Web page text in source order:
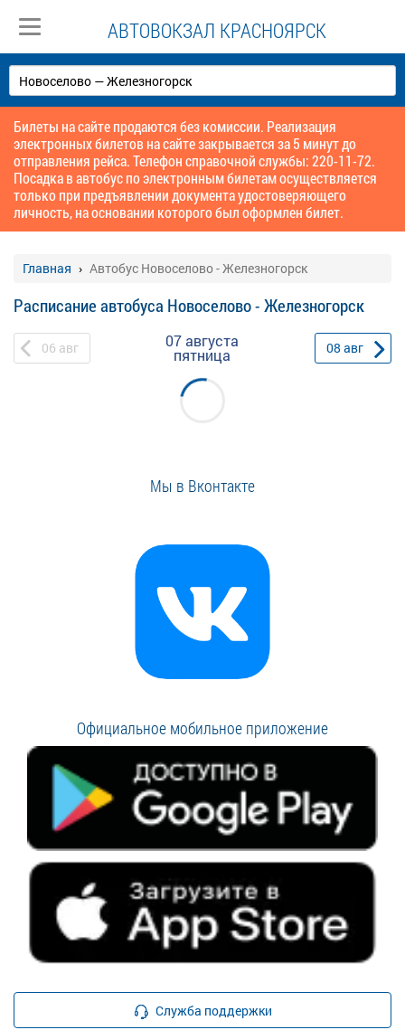
АВТОВОКЗАЛ КРАСНОЯРСК
Билеты на сайте продаются без комиссии. Реализация
электронных билетов на сайте закрывается за 5 минут до
отправления рейса. Телефон справочной службы: 220-11-72.
Посадка в автобус по электронным билетам осуществляется
только при предъявлении документа удостоверяющего
личность, на основании которого был оформлен билет.
Главная Автобус Новоселово - Железногорск
Расписание автобуса Новоселово - Железногорск
06 авг 07 августа
пятница 08 авг
Мы в Вконтакте
Официальное мобильное приложение
Служба поддержки